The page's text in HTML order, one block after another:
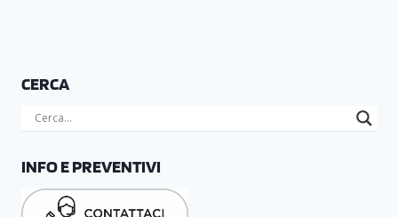
CERCA
INFO E PREVENTIVI